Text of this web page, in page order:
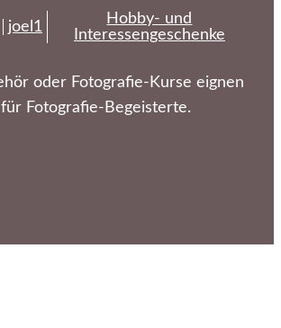
joel1
Hobby- und
Interessengeschenke
oder Fotografie-Kurse eignen
Fotografie-Begeisterte.